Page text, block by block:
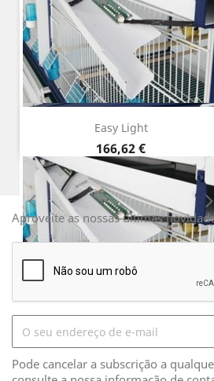
Easy Light
Preço
166,62 €
Aproveite as nossas últimas
Pode cancelar a subscrição a